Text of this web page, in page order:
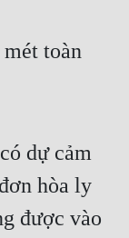
toàn
dự cảm
hòa ly
được vào